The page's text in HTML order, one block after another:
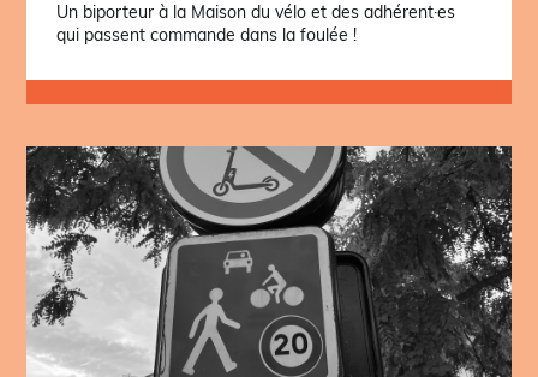
Un biporteur à la Maison du vélo et des adhérent·es
qui passent commande dans la foulée !